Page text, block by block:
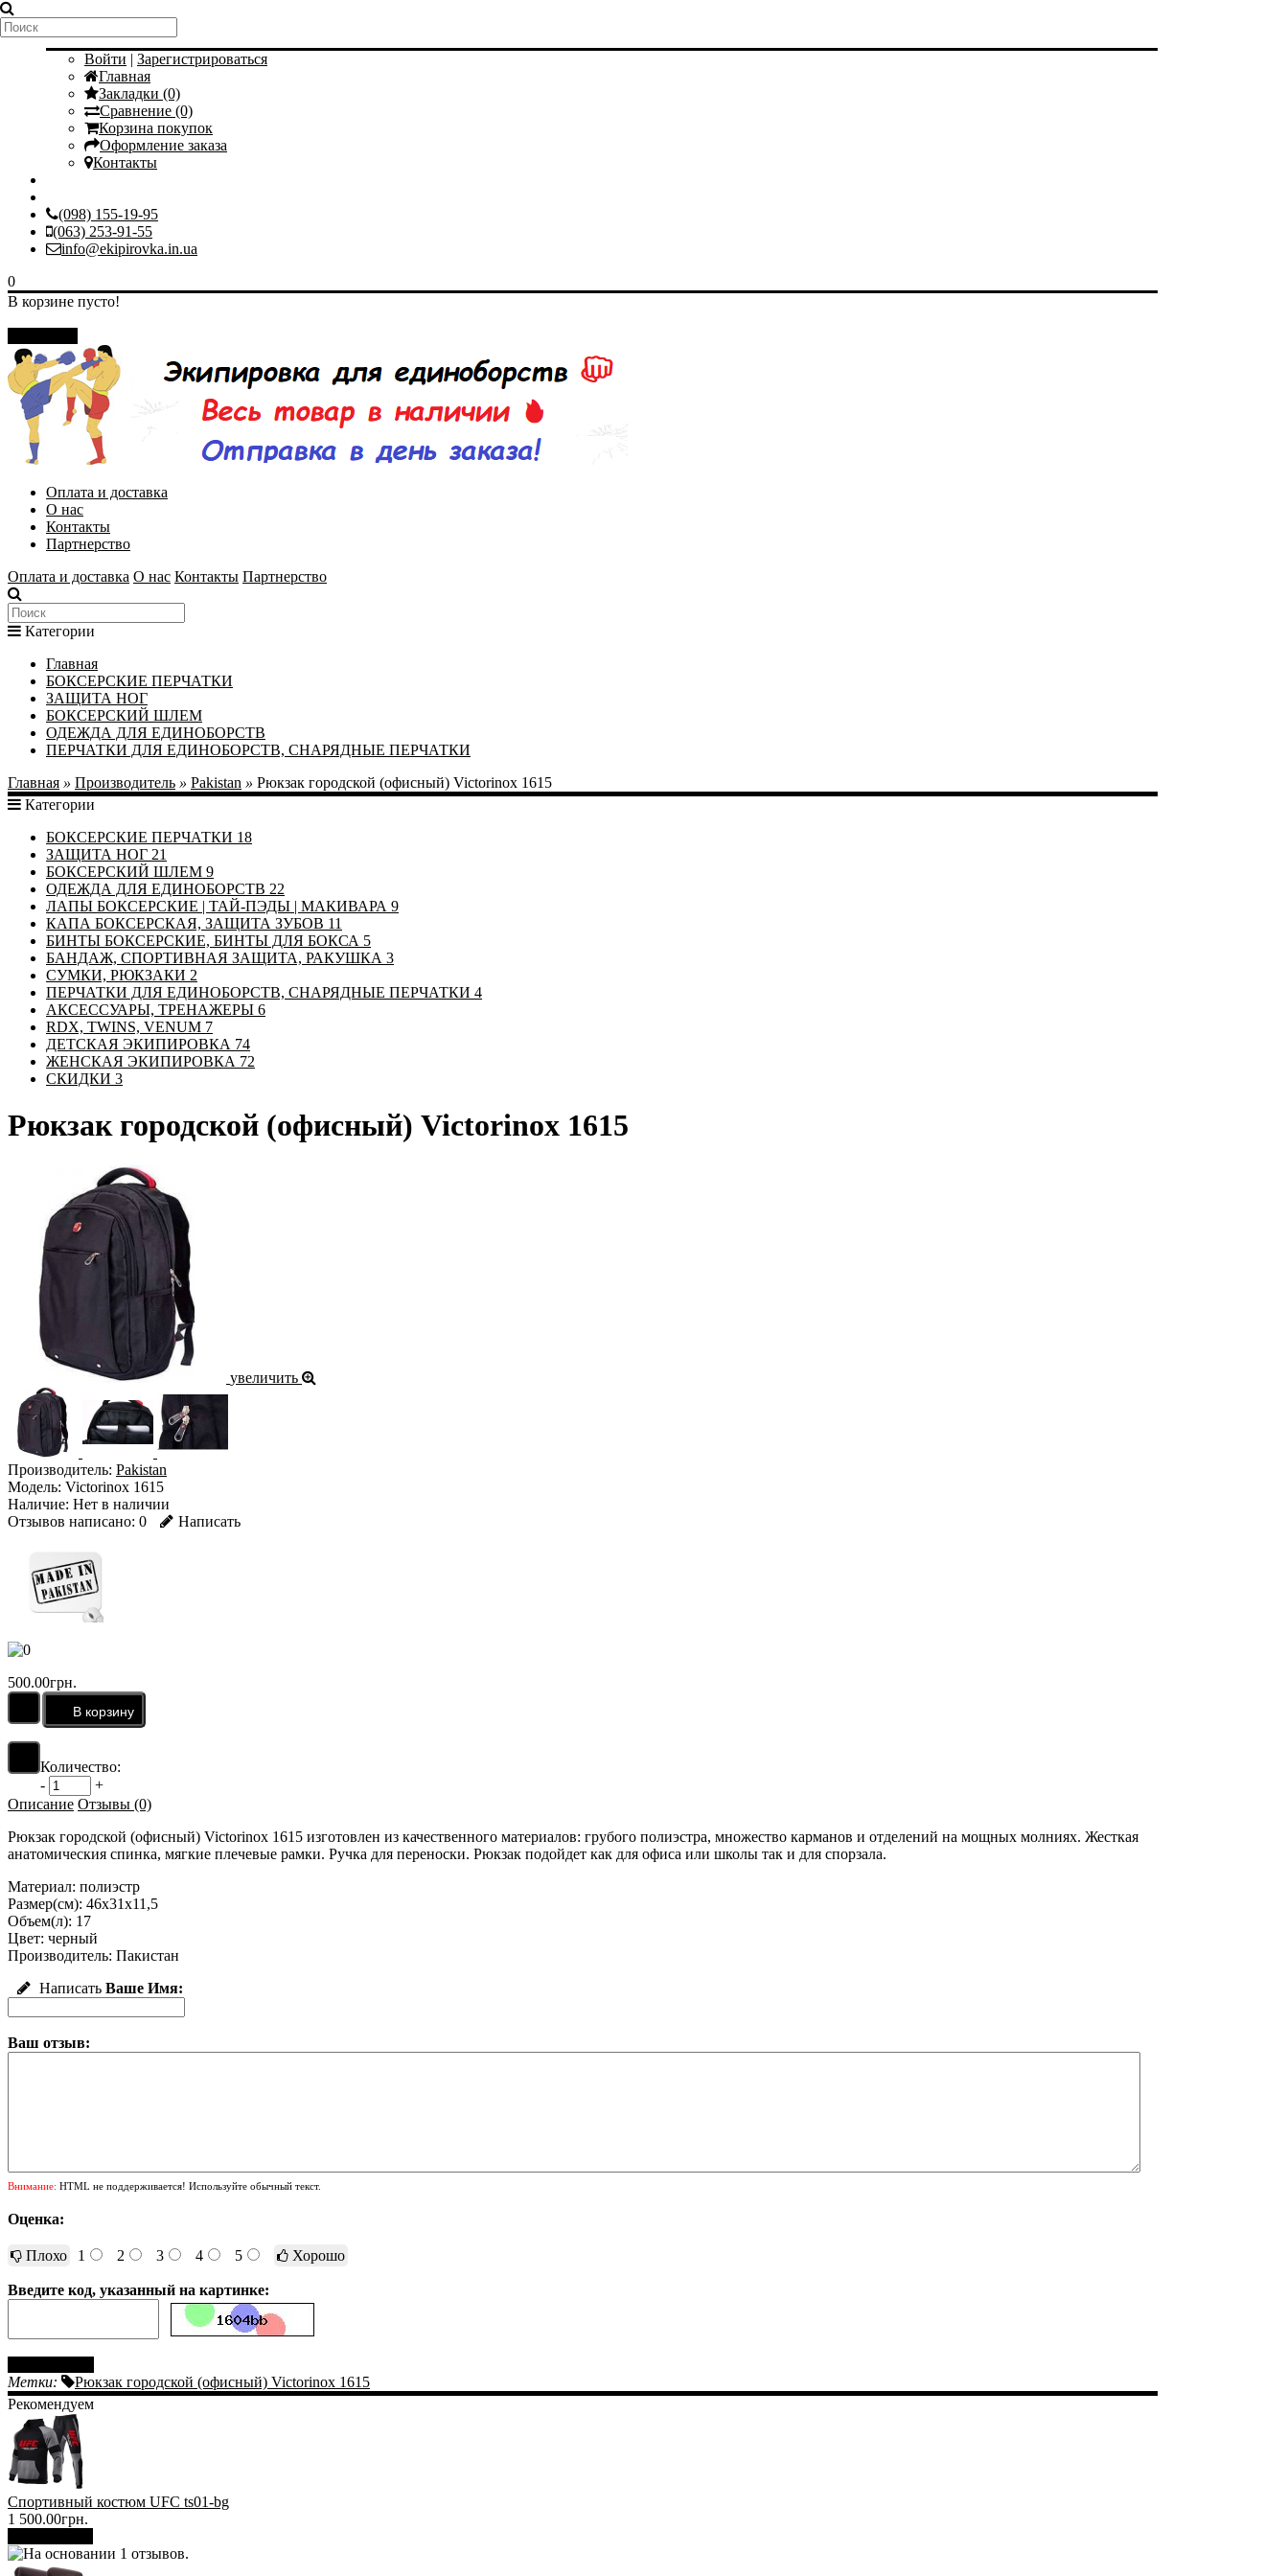
Мой аккаунт
Войти | Зарегистрироваться
Главная
Закладки (0)
Сравнение (0)
Корзина покупок
Оформление заказа
Контакты
(098) 155-19-95
(063) 253-91-55
info@ekipirovka.in.ua
0
В корзине пусто!
Оплата и доставка
О нас
Контакты
Партнерство
Оплата и доставка О нас Контакты Партнерство
Категории
Главная
БОКСЕРСКИЕ ПЕРЧАТКИ
ЗАЩИТА НОГ
БОКСЕРСКИЙ ШЛЕМ
ОДЕЖДА ДЛЯ ЕДИНОБОРСТВ
ПЕРЧАТКИ ДЛЯ ЕДИНОБОРСТВ, СНАРЯДНЫЕ ПЕРЧАТКИ
Главная » Производитель » Pakistan » Рюкзак городской (офисный) Victorinox 1615
Категории
БОКСЕРСКИЕ ПЕРЧАТКИ 18
ЗАЩИТА НОГ 21
БОКСЕРСКИЙ ШЛЕМ 9
ОДЕЖДА ДЛЯ ЕДИНОБОРСТВ 22
ЛАПЫ БОКСЕРСКИЕ | ТАЙ-ПЭДЫ | МАКИВАРА 9
КАПА БОКСЕРСКАЯ, ЗАЩИТА ЗУБОВ 11
БИНТЫ БОКСЕРСКИЕ, БИНТЫ ДЛЯ БОКСА 5
БАНДАЖ, СПОРТИВНАЯ ЗАЩИТА, РАКУШКА 3
СУМКИ, РЮКЗАКИ 2
ПЕРЧАТКИ ДЛЯ ЕДИНОБОРСТВ, СНАРЯДНЫЕ ПЕРЧАТКИ 4
АКСЕССУАРЫ, ТРЕНАЖЕРЫ 6
RDX, TWINS, VENUM 7
ДЕТСКАЯ ЭКИПИРОВКА 74
ЖЕНСКАЯ ЭКИПИРОВКА 72
СКИДКИ 3
Рюкзак городской (офисный) Victorinox 1615
увеличить
Производитель: Pakistan
Модель: Victorinox 1615
Наличие: Нет в наличии
Отзывов написано: 0 Написать
500.00грн.
Количество:
-
+
Описание Отзывы (0)
Рюкзак городской (офисный) Victorinox 1615 изготовлен из качественного материалов: грубого полиэстра, множество карманов и отделений на мощных молниях. Жесткая
анатомическия спинка, мягкие плечевые рамки. Ручка для переноски. Рюкзак подойдет как для офиса или школы так и для спорзала.
Материал: полиэстр
Размер(см): 46х31х11,5
Объем(л): 17
Цвет: черный
Производитель: Пакистан
Написать Ваше Имя:
Ваш отзыв:
Внимание: HTML не поддерживается! Используйте обычный текст.
Оценка:
Плохо 1 2 3 4 5 Хорошо
Введите код, указанный на картинке:
Метки:
Рюкзак городской (офисный) Victorinox 1615
Рекомендуем
Спортивный костюм UFC ts01-bg
1 500.00грн.